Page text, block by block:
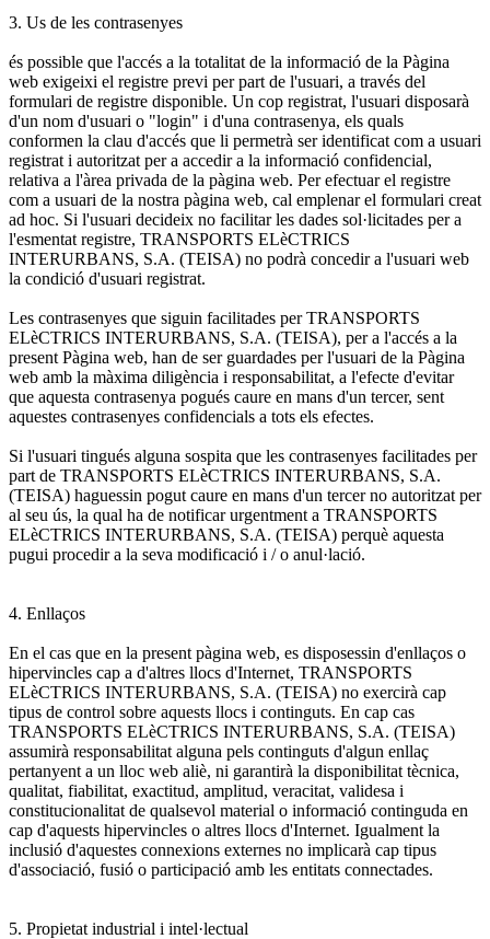
3. Us de les contrasenyes
és possible que l'accés a la totalitat de la informació de la Pàgina
web exigeixi el registre previ per part de l'usuari, a través del
formulari de registre disponible. Un cop registrat, l'usuari disposarà
d'un nom d'usuari o "login" i d'una contrasenya, els quals
conformen la clau d'accés que li permetrà ser identificat com a usuari
registrat i autoritzat per a accedir a la informació confidencial,
relativa a l'àrea privada de la pàgina web. Per efectuar el registre
com a usuari de la nostra pàgina web, cal emplenar el formulari creat
ad hoc. Si l'usuari decideix no facilitar les dades sol·licitades per a
l'esmentat registre, TRANSPORTS ELèCTRICS
INTERURBANS, S.A. (TEISA) no podrà concedir a l'usuari web
la condició d'usuari registrat.
Les contrasenyes que siguin facilitades per TRANSPORTS
ELèCTRICS INTERURBANS, S.A. (TEISA), per a l'accés a la
present Pàgina web, han de ser guardades per l'usuari de la Pàgina
web amb la màxima diligència i responsabilitat, a l'efecte d'evitar
que aquesta contrasenya pogués caure en mans d'un tercer, sent
aquestes contrasenyes confidencials a tots els efectes.
Si l'usuari tingués alguna sospita que les contrasenyes facilitades per
part de TRANSPORTS ELèCTRICS INTERURBANS, S.A.
(TEISA) haguessin pogut caure en mans d'un tercer no autoritzat per
al seu ús, la qual ha de notificar urgentment a TRANSPORTS
ELèCTRICS INTERURBANS, S.A. (TEISA) perquè aquesta
pugui procedir a la seva modificació i / o anul·lació.
4. Enllaços
En el cas que en la present pàgina web, es disposessin d'enllaços o
hipervincles cap a d'altres llocs d'Internet, TRANSPORTS
ELèCTRICS INTERURBANS, S.A. (TEISA) no exercirà cap
tipus de control sobre aquests llocs i continguts. En cap cas
TRANSPORTS ELèCTRICS INTERURBANS, S.A. (TEISA)
assumirà responsabilitat alguna pels continguts d'algun enllaç
pertanyent a un lloc web aliè, ni garantirà la disponibilitat tècnica,
qualitat, fiabilitat, exactitud, amplitud, veracitat, validesa i
constitucionalitat de qualsevol material o informació continguda en
cap d'aquests hipervincles o altres llocs d'Internet. Igualment la
inclusió d'aquestes connexions externes no implicarà cap tipus
d'associació, fusió o participació amb les entitats connectades.
5. Propietat industrial i intel·lectual